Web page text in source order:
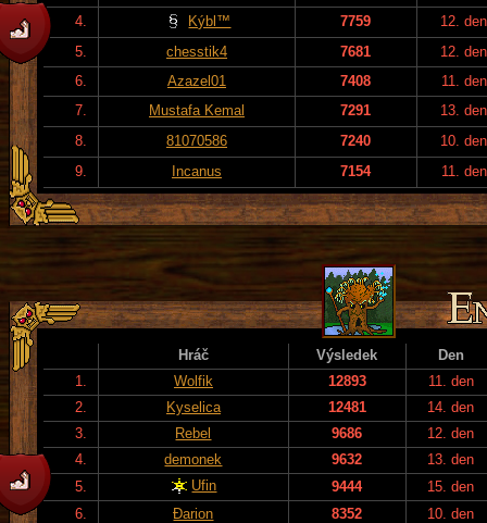
4.
Kýbl™ 7759
12. den
5.
chesstik4 7681
12. den
6.
Azazel01 7408
11. den
7.
Mustafa Kemal 7291
13. den
8.
81070586 7240
10. den
9.
Incanus 7154 11. den
Hráč Výsledek
Den
1.
Wolfik 12893
11. den
2.
Kyselica 12481
14. den
3.
Rebel 9686
12. den
4.
demonek 9632
13. den
5.
Ufin 9444
15. den
6.
Đarion 8352
10. den